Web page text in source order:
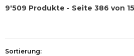
9'509 Produkte - Seite 386 von
Sortierung: